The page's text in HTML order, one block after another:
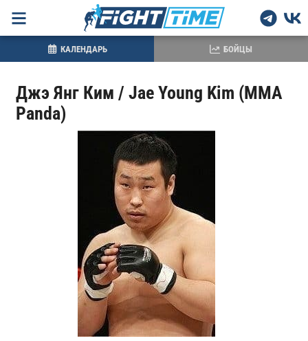
Джэ Янг Ким / Jae Young Kim (MMA
Panda)
КАЛЕНДАРЬ БОЙЦЫ